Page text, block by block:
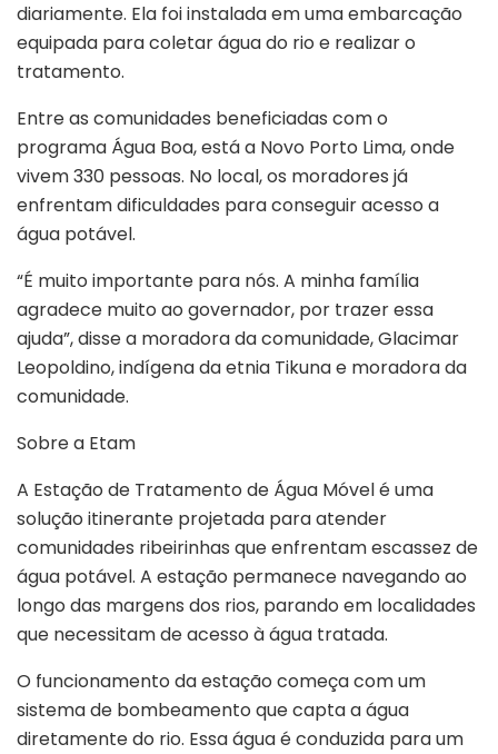
diariamente. Ela foi instalada em uma embarcação
equipada para coletar água do rio e realizar o
tratamento.
Entre as comunidades beneficiadas com o
programa Água Boa, está a Novo Porto Lima, onde
vivem 330 pessoas. No local, os moradores já
enfrentam dificuldades para conseguir acesso a
água potável.
“É muito importante para nós. A minha família
agradece muito ao governador, por trazer essa
ajuda”, disse a moradora da comunidade, Glacimar
Leopoldino, indígena da etnia Tikuna e moradora da
comunidade.
Sobre a Etam
A Estação de Tratamento de Água Móvel é uma
solução itinerante projetada para atender
comunidades ribeirinhas que enfrentam escassez de
água potável. A estação permanece navegando ao
longo das margens dos rios, parando em localidades
que necessitam de acesso à água tratada.
O funcionamento da estação começa com um
sistema de bombeamento que capta a água
diretamente do rio. Essa água é conduzida para um